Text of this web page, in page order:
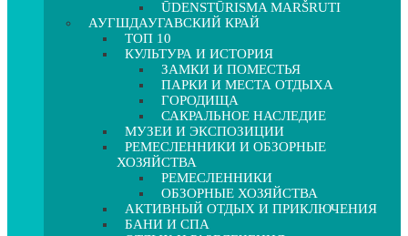
ŪDENSTŪRISMA MARŠRUTI
АУГШДАУГАВСКИЙ КРАЙ
ТОП 10
КУЛЬТУРА И ИСТОРИЯ
ЗАМКИ И ПОМЕСТЬЯ
ПАРКИ И МЕСТА ОТДЫХА
ГОРОДИЩА
САКРАЛЬНОЕ НАСЛЕДИЕ
МУЗЕИ И ЭКСПОЗИЦИИ
РЕМЕСЛЕННИКИ И ОБЗОРНЫЕ
ХОЗЯЙСТВА
РЕМЕСЛЕННИКИ
ОБЗОРНЫЕ ХОЗЯЙСТВА
АКТИВНЫЙ ОТДЫХ И ПРИКЛЮЧЕНИЯ
БАНИ И СПА